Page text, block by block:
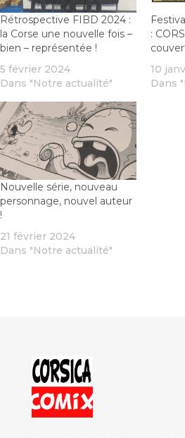
Rétrospective FIBD 2024 :
la Corse une nouvelle fois –
bien – représentée !
5 février 2024
Dans "Notre actualité"
:
10
Dans
Nouvelle série, nouveau
personnage, nouvel auteur
!
21 février 2024
Dans "Notre actualité"